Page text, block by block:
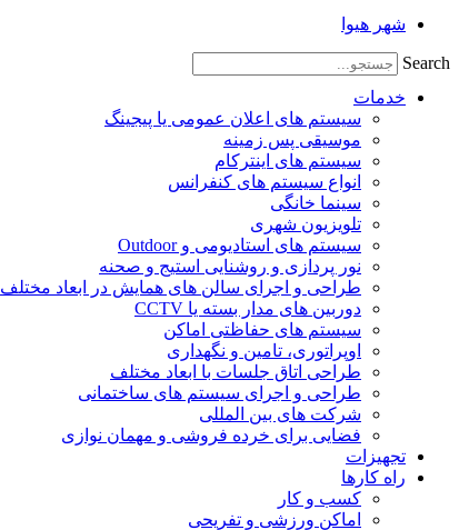
شهر هیوا
Search
خدمات
سیستم های اعلان عمومی یا پیجینگ
موسیقی پس زمینه
سیستم های اینترکام
انواع سیستم های کنفرانس
سینما خانگی
تلویزیون شهری
سیستم های استادیومی و Outdoor
نور پردازی و روشنایی استیج و صحنه
طراحی و اجرای سالن های همایش در ابعاد مختلف
دوربین های مدار بسته یا CCTV
سیستم های حفاظتی اماکن
اوپراتوری، تامین و نگهداری
طراحی اتاق جلسات با ابعاد مختلف
طراحی و اجرای سیستم های ساختمانی
شرکت های بین المللی
فضایی برای خرده فروشی و مهمان نوازی
تجهیزات
راه کارها
کسب و کار
اماکن ورزشی و تفریحی